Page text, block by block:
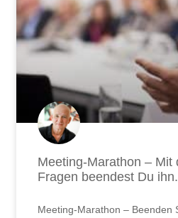
Meeting-Marathon – Mit
Fragen beendest Du ihn.
Meeting-Marathon – Beenden